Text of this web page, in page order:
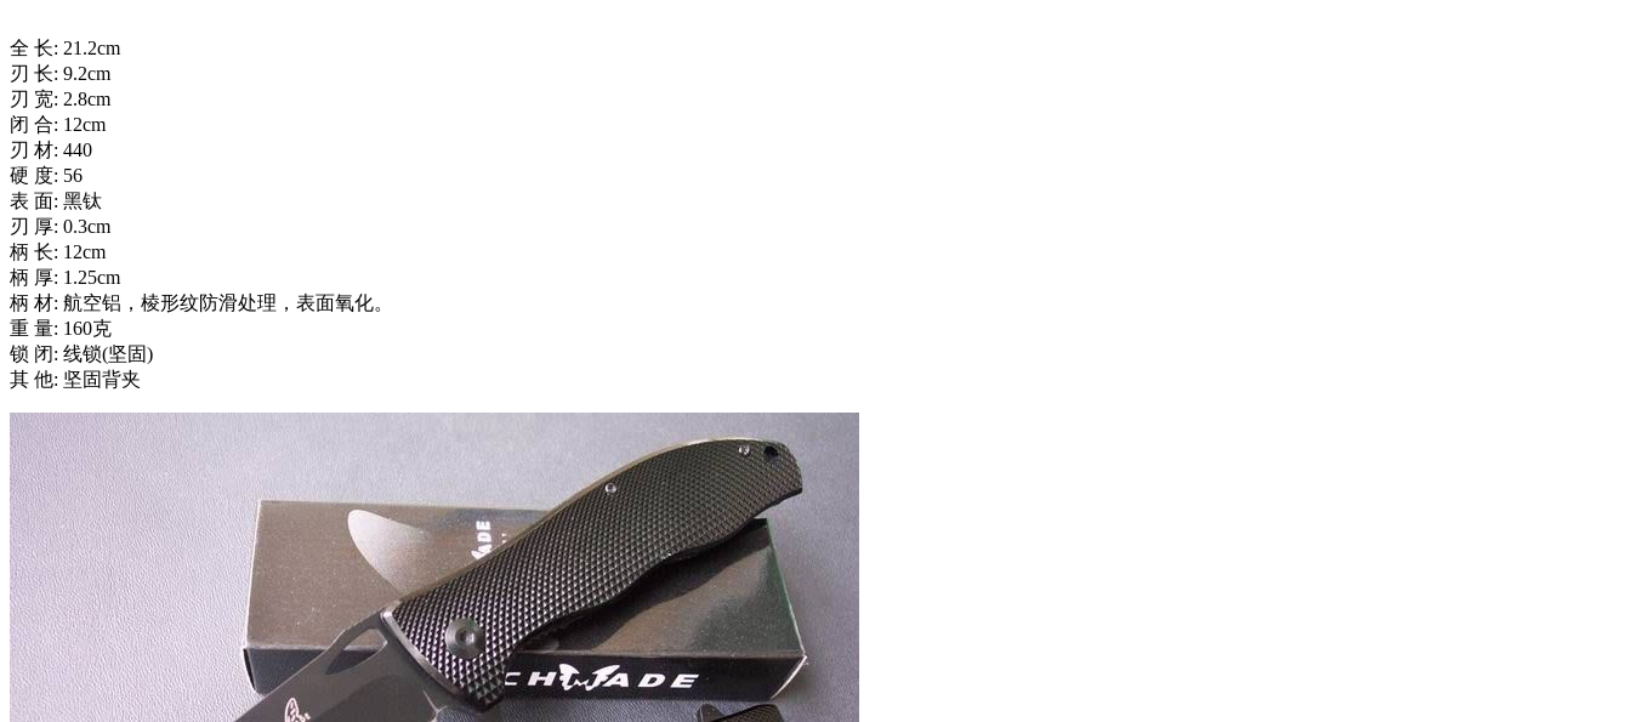
全 长: 21.2cm
刃 长: 9.2cm
刃 宽: 2.8cm
闭 合: 12cm
刃 材: 440
硬 度: 56
表 面: 黑钛
刃 厚: 0.3cm
柄 长: 12cm
柄 厚: 1.25cm
柄 材: 航空铝，棱形纹防滑处理，表面氧化。
重 量: 160克
锁 闭: 线锁(坚固)
其 他: 坚固背夹